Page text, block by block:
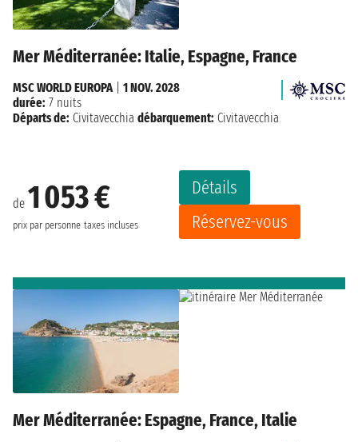
Mer Méditerranée: Italie, Espagne, France
de 1 053 €
prix par personne taxes incluses
Détails
Réservez-vous
MSC WORLD EUROPA| 1 NOV. 2028
durée: 7 nuits
Départs de: Civitavecchia débarquement: Civitavecchia
Mer Méditerranée: Espagne, France, Italie